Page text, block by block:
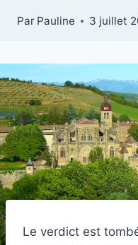
Par Pauline 3 juillet
Le verdict est